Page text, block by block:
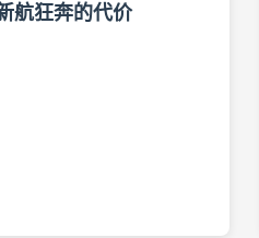
航狂奔的代价